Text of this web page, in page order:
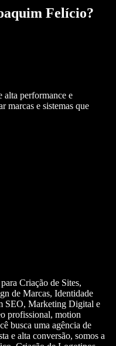
Felício?
alta performance e
marcas e sistemas que
Criação de Sites,
de Marcas, Identidade
SEO, Marketing Digital e
profissional, motion
busca uma agência de
e alta conversão, somos a